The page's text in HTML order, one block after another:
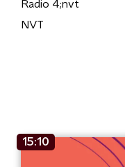
Radio 4;nvt
NVT
15:10